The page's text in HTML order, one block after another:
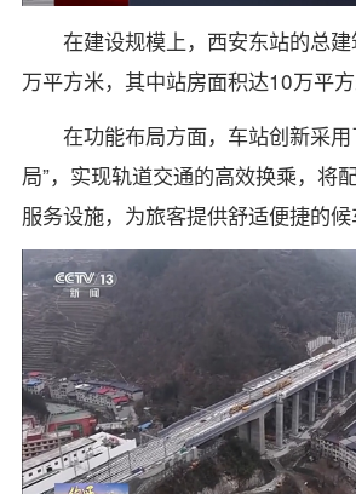
在建设规模上，西安东站的总
万平方米，其中站房面积达10万平方
在功能布局方面，车站创新采
局”，实现轨道交通的高效换乘，将
服务设施，为旅客提供舒适便捷的候